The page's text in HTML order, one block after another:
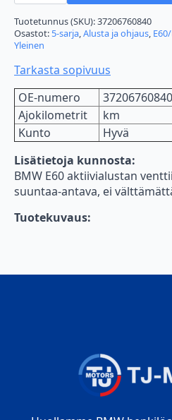
venttiilipöytä
määrä
Tuotetunnus (SKU):37206760840
Osastot: 5-sarja,Alusta ja ohjaus,
Yleinen
Tarkasta sopivuus
OE-numero
37206760840
Ajokilometrit
km
Kunto
Hyvä
Lisätietoja kunnosta:
BMW E60 aktiivialustan
suuntaa-antava, ei
Tuotekuvaus: